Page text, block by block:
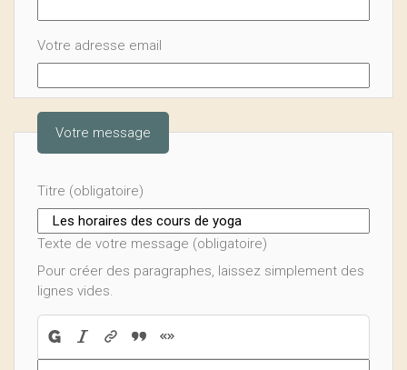
Votre adresse email
Votre message
Titre (obligatoire)
Texte de votre message (obligatoire)
Pour créer des paragraphes, laissez simplement des
lignes vides.